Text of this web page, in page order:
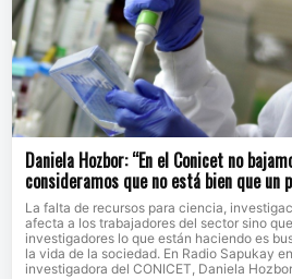
Daniela Hozbor: “En el Conicet no
consideramos que no está bien que un
La falta de recursos para ciencia,
afecta a los trabajadores del sector sino
investigadores lo que están haciendo es
la vida de la sociedad. En Radio Sapukay
investigadora del CONICET, Daniela Hozbor